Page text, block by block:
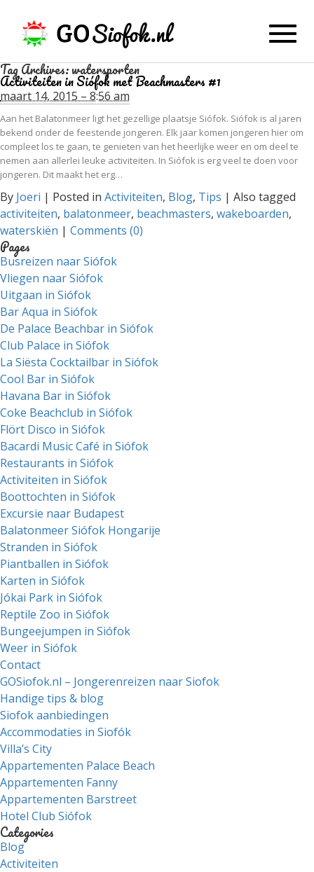
Tag Archives:watersporten
Activiteiten in Siófok met Beachmasters #1
maart 14, 2015 – 8:56 am
Aan het Balatonmeer ligt het gezellige plaatsje Siófok. Siófok is al jaren
bekend onder de feestende jongeren. Elk jaar komen jongeren hier om
compleet los te gaan, te genieten van het heerlijke weer en om deel te
nemen aan allerlei leuke activiteiten. In Siófok is erg veel te doen voor
jongeren. Dit maakt het erg…
By Joeri | Posted in Activiteiten, Blog, Tips | Also tagged
activiteiten, balatonmeer, beachmasters, wakeboarden,
waterskiën | Comments (0)
Pages
Busreizen naar Siófok
Vliegen naar Siófok
Uitgaan in Siófok
Bar Aqua in Siófok
De Palace Beachbar in Siófok
Club Palace in Siófok
La Siësta Cocktailbar in Siófok
Cool Bar in Siófok
Havana Bar in Siófok
Coke Beachclub in Siófok
Flört Disco in Siófok
Bacardi Music Café in Siófok
Restaurants in Siófok
Activiteiten in Siófok
Boottochten in Siófok
Excursie naar Budapest
Balatonmeer Siófok Hongarije
Stranden in Siófok
Piantballen in Siófok
Karten in Siófok
Jókai Park in Siófok
Reptile Zoo in Siófok
Bungeejumpen in Siófok
Weer in Siófok
Contact
GOSiofok.nl – Jongerenreizen naar Siofok
Handige tips & blog
Siofok aanbiedingen
Accommodaties in Siofók
Villa’s City
Appartementen Palace Beach
Appartementen Fanny
Appartementen Barstreet
Hotel Club Siófok
Categories
Blog
Activiteiten